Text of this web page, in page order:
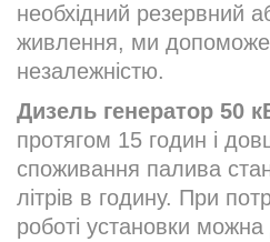
необхідний резервний
живлення, ми
незалежністю.
Дизель генератор 50
протягом 15 годин і
споживання палива
літрів в годину. При
роботі установки